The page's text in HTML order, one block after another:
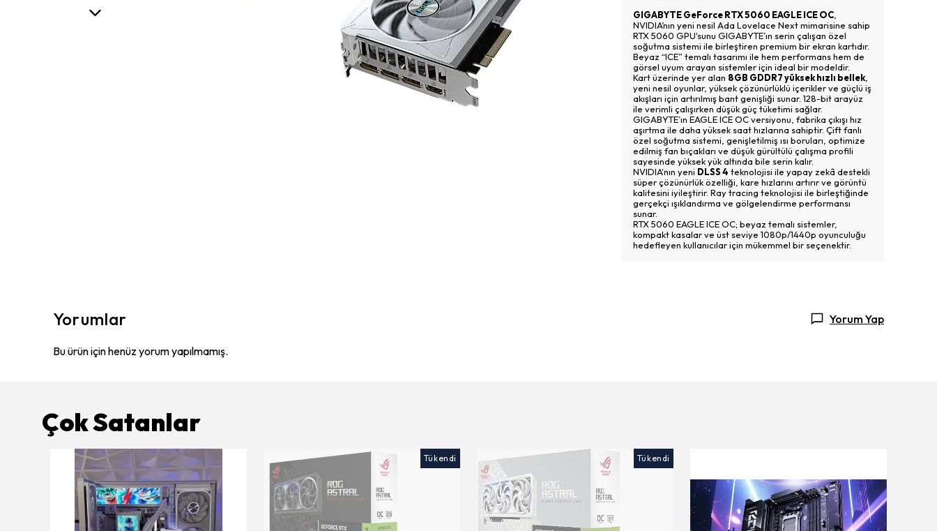
GIGABYTE GeForce RTX 5060 EAGLE ICE OC
NVIDIA’nın yeni nesil Ada Lovelace Next mimarisine sahip
RTX 5060 GPU'sunu GIGABYTE’ın serin çalışan özel
soğutma sistemi ile birleştiren premium bir ekran kartıdır.
Beyaz “ICE” temalı tasarımı ile hem performans hem de
görsel uyum arayan sistemler için ideal bir modeldir.
Kart üzerinde yer alan 8GB GDDR7 yüksek hızlı bellek
yeni nesil oyunlar, yüksek çözünürlüklü içerikler ve güçlü iş
akışları için artırılmış bant genişliği sunar. 128-bit arayüz
ile verimli çalışırken düşük güç tüketimi sağlar.
GIGABYTE’ın EAGLE ICE OC versiyonu, fabrika çıkışı hız
aşırtma ile daha yüksek saat hızlarına sahiptir. Çift fanlı
özel soğutma sistemi, genişletilmiş ısı boruları, optimize
edilmiş fan bıçakları ve düşük gürültülü çalışma profili
sayesinde yüksek yük altında bile serin kalır.
NVIDIA'nın yeni DLSS 4 teknolojisi ile yapay zekâ destekli
süper çözünürlük özelliği, kare hızlarını artırır ve görüntü
kalitesini iyileştirir. Ray tracing teknolojisi ile birleştiğinde
gerçekçi ışıklandırma ve gölgelendirme performansı
sunar.
RTX 5060 EAGLE ICE OC; beyaz temalı sistemler,
kompakt kasalar ve üst seviye 1080p/1440p oyunculuğu
hedefleyen kullanıcılar için mükemmel bir seçenektir.
Yorumlar Yorum Yap
Bu ürün için henüz yorum yapılmamış.
Çok Satanlar
Tükendi Tükendi